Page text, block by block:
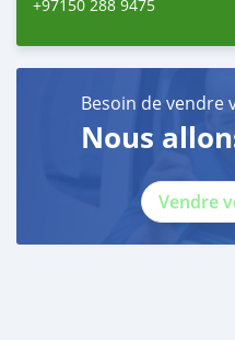
+97150 288 9475
Besoin de vendre
Nous
Vendre